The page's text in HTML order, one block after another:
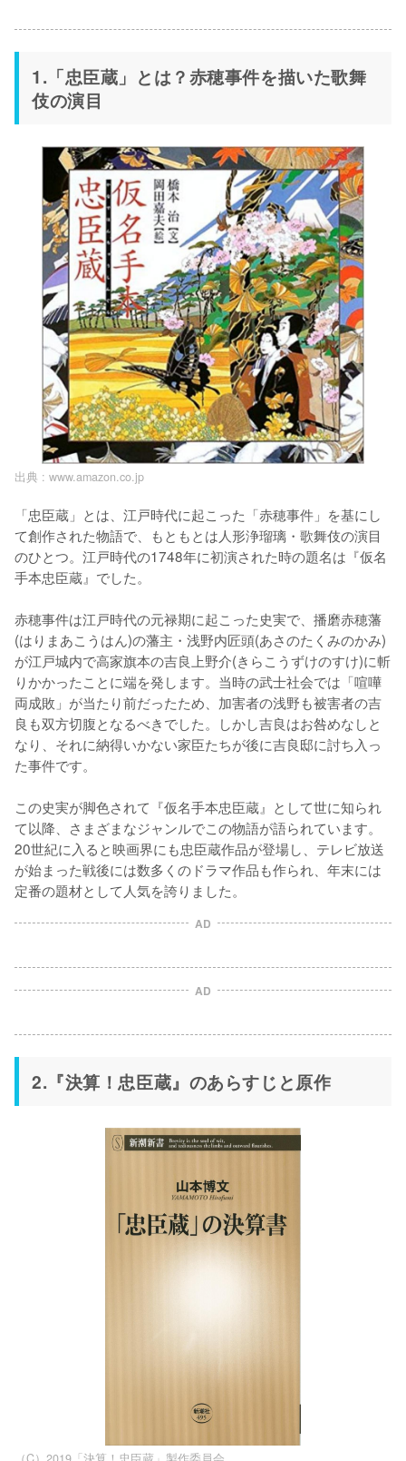
1.「忠臣蔵」とは？赤穂事件を描いた歌舞
伎の演目
出典 : www.amazon.co.jp
「忠臣蔵」とは、江戸時代に起こった「赤穂事件」を基にし
て創作された物語で、もともとは人形浄瑠璃・歌舞伎の演目
のひとつ。江戸時代の1748年に初演された時の題名は『仮名
手本忠臣蔵』でした。
赤穂事件は江戸時代の元禄期に起こった史実で、播磨赤穂藩
(はりまあこうはん)の藩主・浅野内匠頭(あさのたくみのかみ)
が江戸城内で高家旗本の吉良上野介(きらこうずけのすけ)に斬
りかかったことに端を発します。当時の武士社会では「喧嘩
両成敗」が当たり前だったため、加害者の浅野も被害者の吉
良も双方切腹となるべきでした。しかし吉良はお咎めなしと
なり、それに納得いかない家臣たちが後に吉良邸に討ち入っ
た事件です。
この史実が脚色されて『仮名手本忠臣蔵』として世に知られ
て以降、さまざまなジャンルでこの物語が語られています。
20世紀に入ると映画界にも忠臣蔵作品が登場し、テレビ放送
が始まった戦後には数多くのドラマ作品も作られ、年末には
定番の題材として人気を誇りました。
AD
AD
2.『決算！忠臣蔵』のあらすじと原作